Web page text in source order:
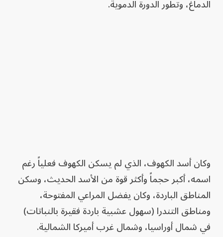
الدماغ، وتطور الدورة الدموية.
وكان أسد الكهوف، الذي لم يسكن الكهوف فعلياً رغم
اسمه، أكبر حجماً وأكثر قوة من الأسد الحديث، وسكن
المناطق الباردة، وكان يفضل المراعي المفتوحة،
ومناطق التندرا (سهول عشبية باردة فقيرة بالنباتات)
في شمال أوراسيا، وشمال غرب أميركا الشمالية.